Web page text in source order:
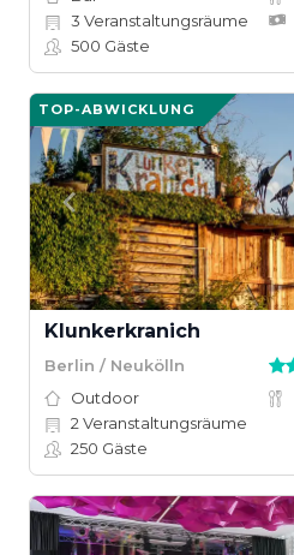
3 Veranstaltungsräume
500 Gäste
TOP-ABWICKLUNG
Klunkerkranich
Berlin / Neukölln
Outdoor
2 Veranstaltungsräume
250 Gäste